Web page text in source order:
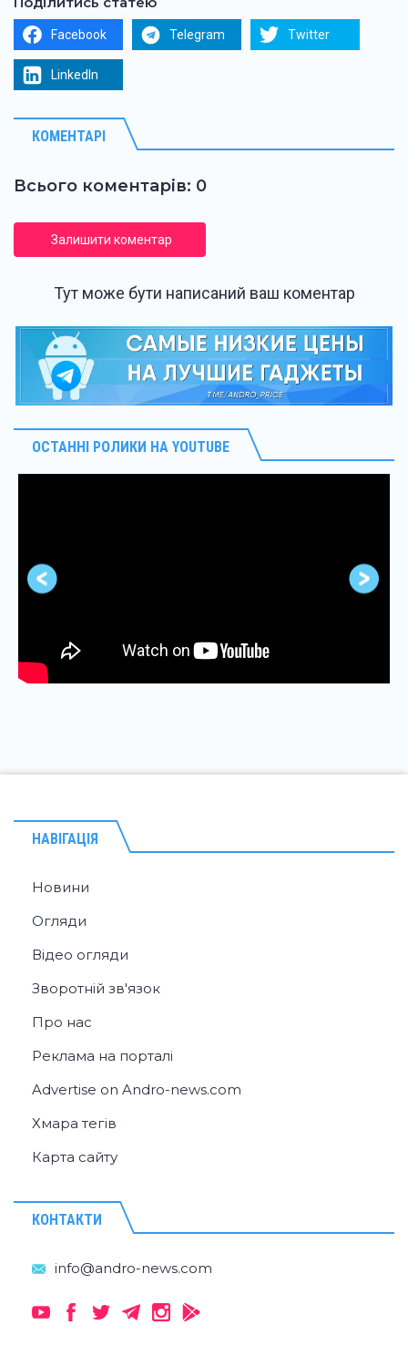
Facebook Telegram Twitter
LinkedIn
КОМЕНТАРІ
Всього коментарів: 0
Залишити коментар
Тут може бути написаний ваш коментар
ОСТАННІ РОЛИКИ НА YOUTUBE
НАВІГАЦІЯ
Новини
Огляди
Відео огляди
Зворотній зв'язок
Про нас
Реклама на порталі
Advertise on Andro-news.com
Хмара тегів
Карта сайту
КОНТАКТИ